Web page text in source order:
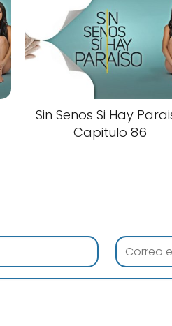
Sin Senos Si Hay
Capitulo 86